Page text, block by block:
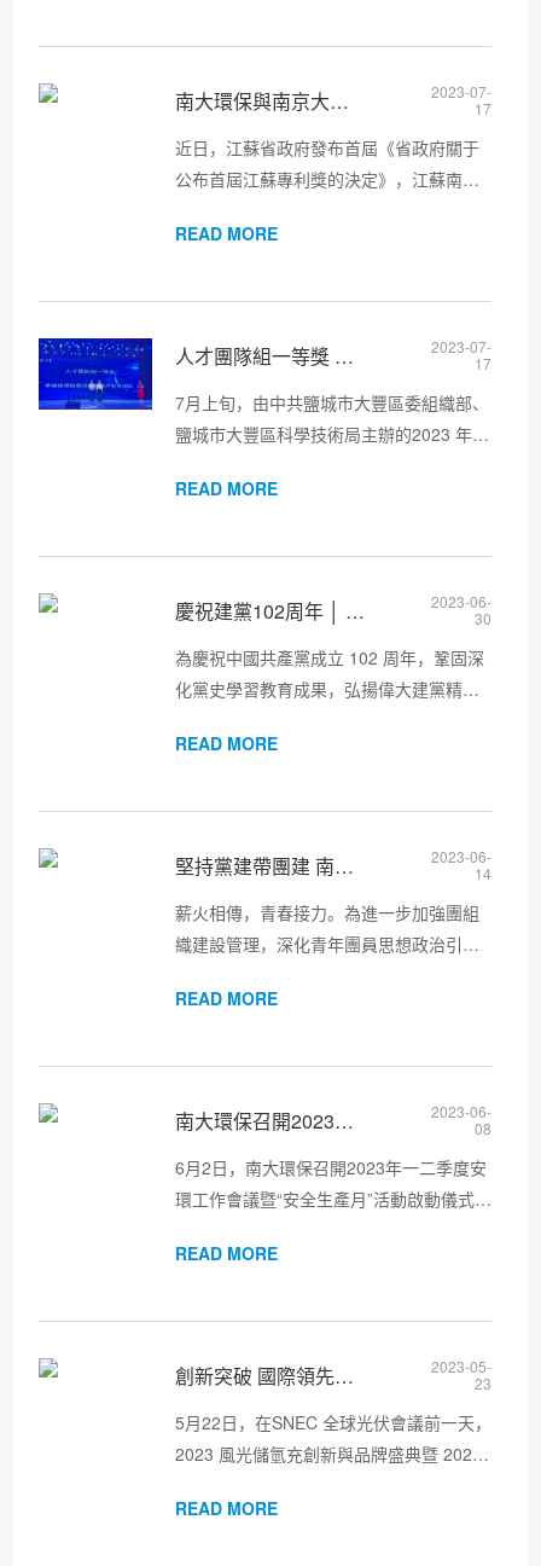
提振信心、奮力拼搏，確保全年...
南大環保與南京大學聯合申請的發明專利榮獲首屆江蘇專利優
2023-07-
17
近日，江蘇省政府發布首屆《省政府關于
公布首屆江蘇專利獎的決定》，江蘇南大
發明專利“一種陽離子樹脂基載鋯納米復合
利優秀獎。江蘇專利獎由江...
READ MORE
人才團隊組一等獎 南大環保技術團隊在2023年度鹽城市大豐區
2023-07-
17
7月上旬，由中共鹽城市大豐區委組織部、
鹽城市大豐區科學技術局主辦的2023 年度
大環保總經理助理兼工業環境事業部總經
士、牛志華、楊國萍為核心組建...
READ MORE
慶祝建黨102周年 │ 南大環保開展迎“七一”主題系列活動
2023-06-
30
為慶祝中國共產黨成立 102 周年，鞏固深
化黨史學習教育成果，弘揚偉大建黨精
廣泛開展形式多樣、內涵豐富的主題系列
黨的光輝歷程中汲取砥礪奮進的...
READ MORE
堅持黨建帶團建 南大環保團支部圓滿完成換屆選舉
2023-06-
14
薪火相傳，青春接力。為進一步加強團組
織建設管理，深化青年團員思想政治引領
南大環保召開團支部換屆選舉大會，選舉
支書記、總經理呂振華，工會主...
READ MORE
南大環保召開2023年一二季度安環工作會議暨“安全生產月”活
2023-06-
08
6月2日，南大環保召開2023年一二季度安
環工作會議暨“安全生產月”活動啟動儀式，
強化全員安全責任，全面提升本質安全水
南大環保總經理、安委會主任...
READ MORE
創新突破 國際領先！南大環保解決光伏行業含氟廢水問題
2023-05-
23
5月22日，在SNEC 全球光伏會議前一天，
2023 風光儲氫充創新與品牌盛典暨 2023
舉辦。無錫市發改委副主任潘彬賓、無錫
READ MORE